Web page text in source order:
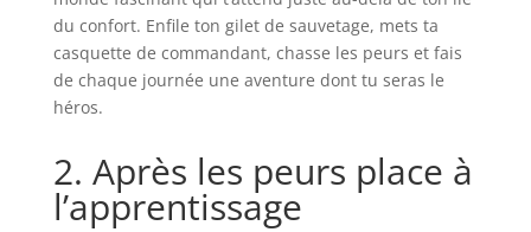
du confort. Enfile ton gilet de sauvetage, mets ta
casquette de commandant, chasse les peurs et fais
de chaque journée une aventure dont tu seras le
héros.
2. Après les peurs place à
l’apprentissage